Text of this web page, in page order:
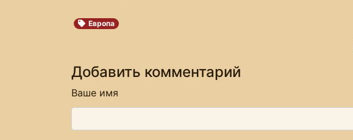
Европа
Добавить комментарий
Ваше имя